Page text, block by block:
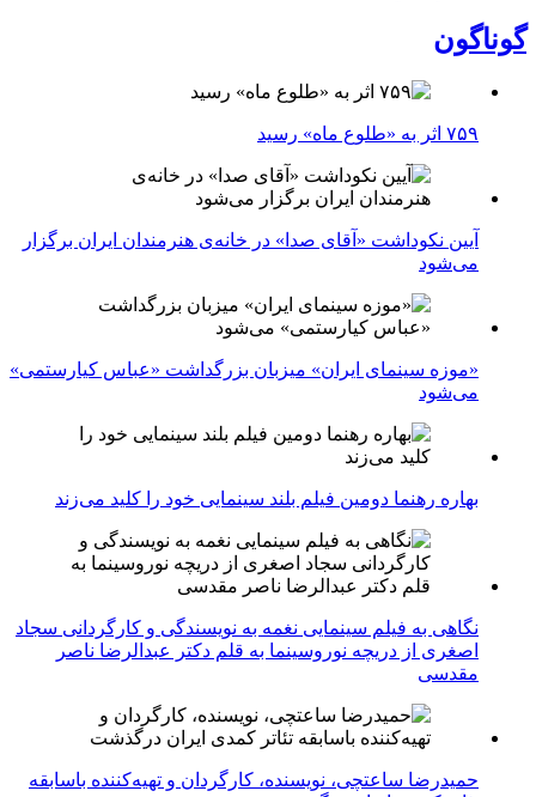
گوناگون
۷۵۹ اثر به «طلوع ماه» رسید
آیین نکوداشت «آقای صدا» در خانه‌ی هنرمندان ایران برگزار
می‌شود
«موزه سینمای ایران» میزبان بزرگداشت «عباس کیارستمی»
می‌شود
بهاره رهنما دومین فیلم بلند سینمایی خود را کلید می‌زند
نگاهی به فیلم سینمایی نغمه به نویسندگی و کارگردانی سجاد
اصغری از دریچه نوروسینما به قلم دکتر عبدالرضا ناصر
مقدسی
حمیدرضا ساعتچی، نویسنده، کارگردان و تهیه‌کننده باسابقه